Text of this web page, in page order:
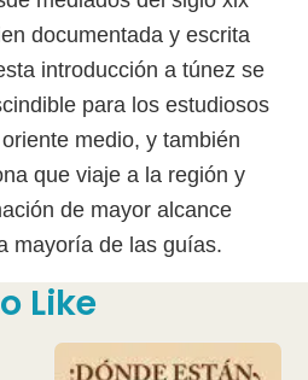
documentada y escrita
introducción a túnez se
para los estudiosos
medio, y también
que viaje a la región y
de mayor alcance
mayoría de las guías.
Like